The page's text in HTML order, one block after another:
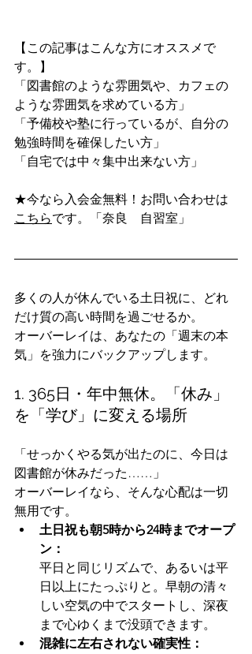
【この記事はこんな方にオススメで
す。】
「図書館のような雰囲気や、カフェの
ような雰囲気を求めている方」
「予備校や塾に行っているが、自分の
勉強時間を確保したい方」
「自宅では中々集中出来ない方」
★今なら入会金無料！お問い合わせは
こちらです。「奈良　自習室」
多くの人が休んでいる土日祝に、どれ
だけ質の高い時間を過ごせるか。
オーバーレイは、あなたの「週末の本
気」を強力にバックアップします。
1. 365日・年中無休。「休み」
を「学び」に変える場所
「せっかくやる気が出たのに、今日は
図書館が休みだった……」
オーバーレイなら、そんな心配は一切
無用です。
土日祝も朝5時から24時までオープ
ン：
平日と同じリズムで、あるいは平
日以上にたっぷりと。早朝の清々
しい空気の中でスタートし、深夜
まで心ゆくまで没頭できます。
混雑に左右されない確実性：